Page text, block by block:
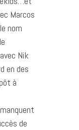
Marcos
nom
Nik
en des
à
de